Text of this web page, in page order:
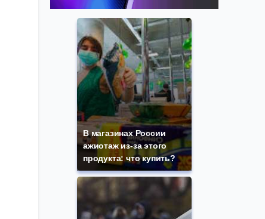
В магазинах России
ажиотаж из-за этого
продукта: что купить?